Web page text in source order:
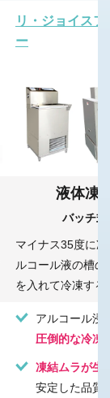
リ・ジョイスフ
ー
液体凍
バッチ式
マイナス35度に
ルコール液の槽の
を入れて冷凍する
アルコール浸
圧倒的な冷凍
凍結ムラが生
安定した品質